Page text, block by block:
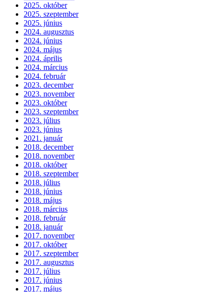
2025. október
2025. szeptember
2025. június
2024. augusztus
2024. június
2024. május
2024. április
2024. március
2024. február
2023. december
2023. november
2023. október
2023. szeptember
2023. július
2023. június
2021. január
2018. december
2018. november
2018. október
2018. szeptember
2018. július
2018. június
2018. május
2018. március
2018. február
2018. január
2017. november
2017. október
2017. szeptember
2017. augusztus
2017. július
2017. június
2017. május